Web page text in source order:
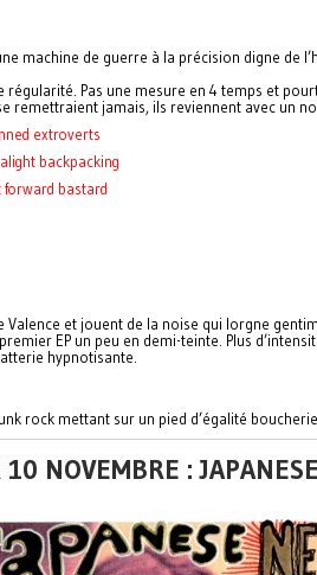
machine de guerre à la précision digne de
régularité. Pas une mesure en 4 temps et
remettraient jamais, ils reviennent avec un
extroverts
backpacking
forward bastard
Valence et jouent de la noise qui lorgne
EP un peu en demi-teinte. Plus
hypnotisante.
rock mettant sur un pied d’égalité
10 NOVEMBRE :